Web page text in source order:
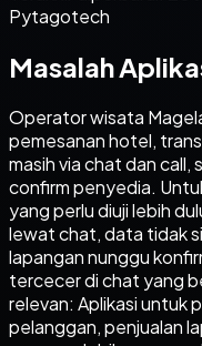
Pytagotech
Masalah
Operator wisata
pemesanan hotel,
masih via chat dan
confirm penyedia.
yang perlu diuji lebih
lewat chat, data tidak
lapangan nunggu
tercecer di chat yang
relevan: Aplikasi untuk
pelanggan, penjualan